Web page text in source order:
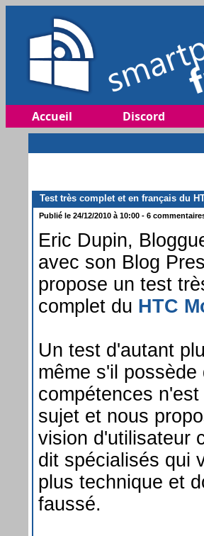
Accueil Discord
Test très complet et en français du
Publié le 24/12/2010 à 10:00 - 6
Eric Dupin,
avec son Blog
propose un test
complet du HTC
Un test d'autant
même s'il possède
compétences
sujet et nous
vision d'utilisateur
dit spécialisés qui
plus technique et
faussé.